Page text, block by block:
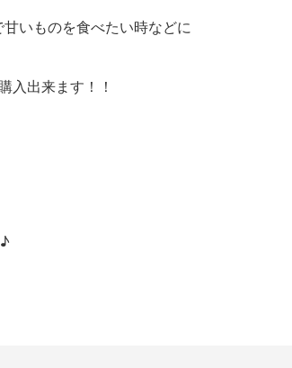
いものを食べたい時などに
入出来ます！！